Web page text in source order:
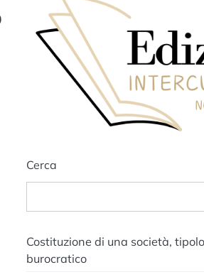
Cerca
Costituzione di una società,
burocratico